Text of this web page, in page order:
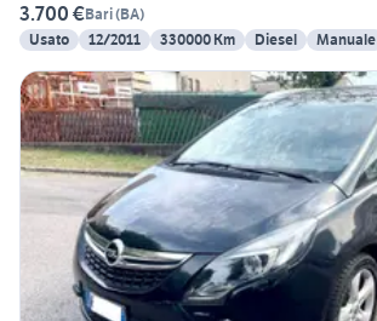
3.700 €Bari(BA)
Usato
12/2011 330000 Km Diesel Manuale